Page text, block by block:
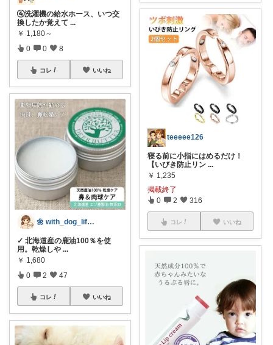
🚰洗濯機の給水ホース、いつ交
換したか覚えて ...
￥ 1,180～
0 0 8
コレ いいね
🌼 with_dog_life🌼
✓ 北海道産の鹿油100％を使
用。乾燥しや ...
￥ 1,680
0 2 47
コレ いいね
teeeee126
寝る前に小指にはめるだけ！
【いびき防止リン ...
￥ 1,235
掲載終了
0 2 316
コレ いいね